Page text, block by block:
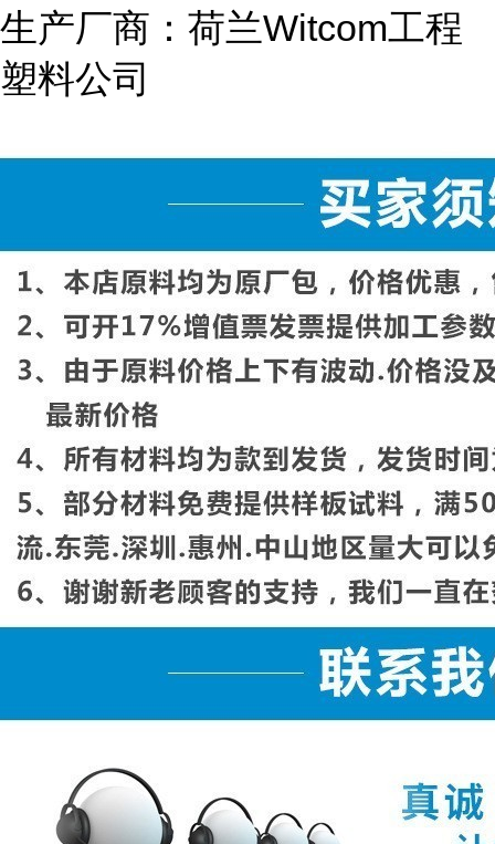
生产厂商：荷兰Witcom工程
塑料公司